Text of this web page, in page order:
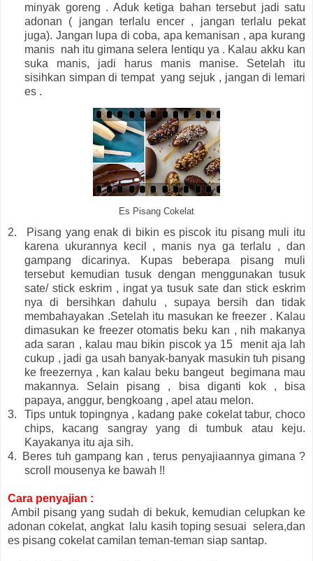
minyak goreng . Aduk ketiga bahan tersebut jadi satu
adonan ( jangan terlalu encer , jangan terlalu pekat
juga). Jangan lupa di coba, apa kemanisan , apa kurang
manis nah itu gimana selera lentiqu ya . Kalau akku kan
suka manis, jadi harus manis manise. Setelah itu
sisihkan simpan di tempat yang sejuk , jangan di lemari
es .
Es Pisang Cokelat
2.
Pisang yang enak di bikin es piscok itu pisang muli itu
karena ukurannya kecil , manis nya ga terlalu , dan
gampang dicarinya. Kupas beberapa pisang muli
tersebut kemudian tusuk dengan menggunakan tusuk
sate/ stick eskrim , ingat ya tusuk sate dan stick eskrim
nya di bersihkan dahulu , supaya bersih dan tidak
membahayakan .Setelah itu masukan ke freezer . Kalau
dimasukan ke freezer otomatis beku kan , nih makanya
ada saran , kalau mau bikin piscok ya 15 menit aja lah
cukup , jadi ga usah banyak-banyak masukin tuh pisang
ke freezernya , kan kalau beku bangeut begimana mau
makannya. Selain pisang , bisa diganti kok , bisa
papaya, anggur, bengkoang , apel atau melon.
3.
Tips untuk topingnya , kadang pake cokelat tabur, choco
chips, kacang sangray yang di tumbuk atau keju.
Kayakanya itu aja sih.
4.
Beres tuh gampang kan , terus penyajiaannya gimana ?
scroll mousenya ke bawah !!
Cara penyajian :
Ambil pisang yang sudah di bekuk, kemudian celupkan ke
adonan cokelat, angkat lalu kasih toping sesuai selera,dan
es pisang cokelat camilan teman-teman siap santap.